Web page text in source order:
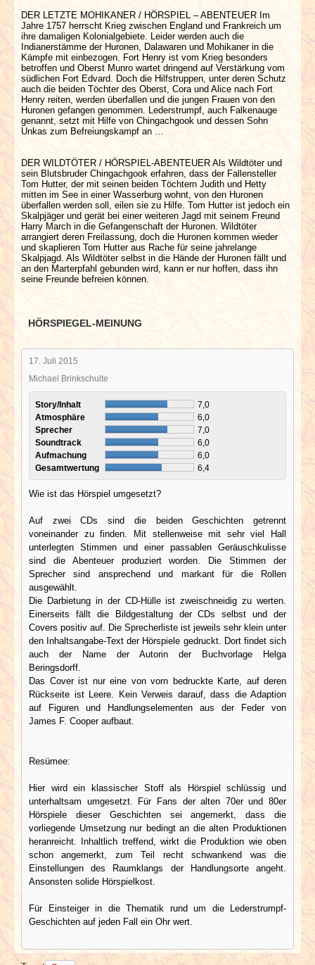
DER LETZTE MOHIKANER / HÖRSPIEL – ABENTEUER Im
Jahre 1757 herrscht Krieg zwischen England und Frankreich um
ihre damaligen Kolonialgebiete. Leider werden auch die
Indianerstämme der Huronen, Dalawaren und Mohikaner in die
Kämpfe mit einbezogen. Fort Henry ist vom Krieg besonders
betroffen und Oberst Munro wartet dringend auf Verstärkung vom
südlichen Fort Edvard. Doch die Hilfstruppen, unter deren Schutz
auch die beiden Töchter des Oberst, Cora und Alice nach Fort
Henry reiten, werden überfallen und die jungen Frauen von den
Huronen gefangen genommen. Lederstrumpf, auch Falkenauge
genannt, setzt mit Hilfe von Chingachgook und dessen Sohn
Unkas zum Befreiungskampf an …
DER WILDTÖTER / HÖRSPIEL-ABENTEUER Als Wildtöter und
sein Blutsbruder Chingachgook erfahren, dass der Fallensteller
Tom Hutter, der mit seinen beiden Töchtern Judith und Hetty
mitten im See in einer Wasserburg wohnt, von den Huronen
überfallen werden soll, eilen sie zu Hilfe. Tom Hutter ist jedoch ein
Skalpjäger und gerät bei einer weiteren Jagd mit seinem Freund
Harry March in die Gefangenschaft der Huronen. Wildtöter
arrangiert deren Freilassung, doch die Huronen kommen wieder
und skaplieren Tom Hutter aus Rache für seine jahrelange
Skalpjagd. Als Wildtöter selbst in die Hände der Huronen fällt und
an den Marterpfahl gebunden wird, kann er nur hoffen, dass ihn
seine Freunde befreien können.
HÖRSPIEGEL-MEINUNG
17. Juli 2015
Michael Brinkschulte
Story/Inhalt
7,0
Atmosphäre
6,0
Sprecher
7,0
Soundtrack
6,0
Aufmachung
6,0
Gesamtwertung
6,4
Wie ist das Hörspiel umgesetzt?
Auf zwei CDs sind die beiden Geschichten getrennt
voneinander zu finden. Mit stellenweise mit sehr viel Hall
unterlegten Stimmen und einer passablen Geräuschkulisse
sind die Abenteuer produziert worden. Die Stimmen der
Sprecher sind ansprechend und markant für die Rollen
ausgewählt.
Die Darbietung in der CD-Hülle ist zweischneidig zu werten.
Einerseits fällt die Bildgestaltung der CDs selbst und der
Covers positiv auf. Die Sprecherliste ist jeweils sehr klein unter
den Inhaltsangabe-Text der Hörspiele gedruckt. Dort findet sich
auch der Name der Autorin der Buchvorlage Helga
Beringsdorff.
Das Cover ist nur eine von vorn bedruckte Karte, auf deren
Rückseite ist Leere. Kein Verweis darauf, dass die Adaption
auf Figuren und Handlungselementen aus der Feder von
James F. Cooper aufbaut.
Resümee:
Hier wird ein klassischer Stoff als Hörspiel schlüssig und
unterhaltsam umgesetzt. Für Fans der alten 70er und 80er
Hörspiele dieser Geschichten sei angemerkt, dass die
vorliegende Umsetzung nur bedingt an die alten Produktionen
heranreicht. Inhaltlich treffend, wirkt die Produktion wie oben
schon angemerkt, zum Teil recht schwankend was die
Einstellungen des Raumklangs der Handlungsorte angeht.
Ansonsten solide Hörspielkost.
Für Einsteiger in die Thematik rund um die Lederstrumpf-
Geschichten auf jeden Fall ein Ohr wert.